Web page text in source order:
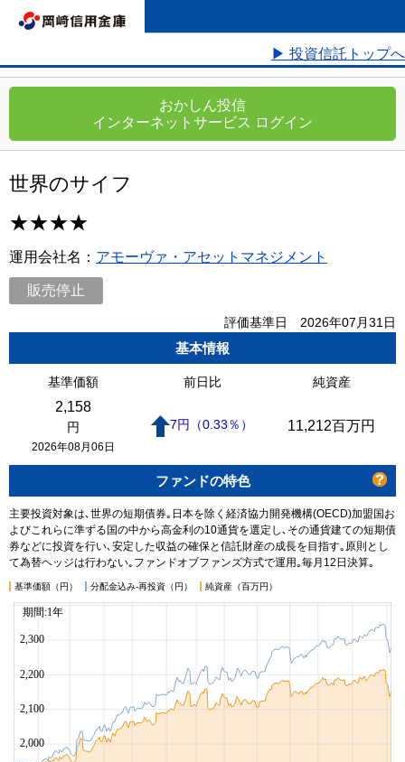
▶ 投資信託トップへ
おかしん投信
インターネットサービス ログイン
世界のサイフ
★★★★
運用会社名： アモーヴァ・アセットマネジメント
販売停止
評価基準日 2026年07月31日
基本情報
基準価額 前日比 純資産
2,158
円
2026年08月06日
7円 （0.33％ ） 11,212百万円
ファンドの特色
主要投資対象は､世界の短期債券｡日本を除く経済協力開発機構(OECD)加盟国お
よびこれらに準ずる国の中から高金利の10通貨を選定し､その通貨建ての短期債
券などに投資を行い､安定した収益の確保と信託財産の成長を目指す｡原則とし
て為替ヘッジは行わない｡ファンドオブファンズ方式で運用｡毎月12日決算｡
基準価額（円） 分配金込み-再投資（円） 純資産（百万円）